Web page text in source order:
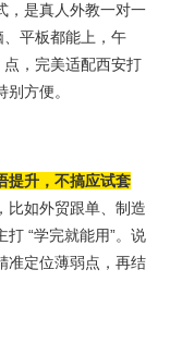
，是真人外教一对一
平板都能上，午
，完美适配西安打
方便。
提升，不搞应试套
比如外贸跟单、制造
“学完就能用”。说
准定位薄弱点，再结